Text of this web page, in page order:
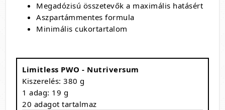
Megadózisú összetevők a maximális hatásért
Aszpartámmentes formula
Minimális cukortartalom
Limitless PWO - Nutriversum
Kiszerelés: 380 g
1 adag: 19 g
20 adagot tartalmaz